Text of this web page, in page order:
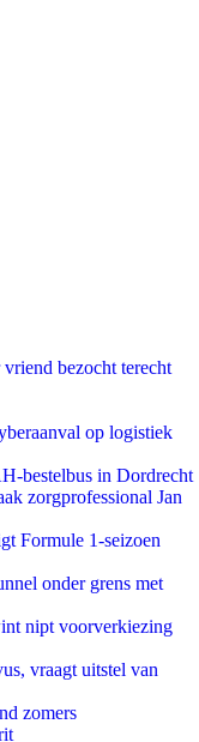
bezocht terecht
op logistiek
bestelbus in Dordrecht
zorgprofessional Jan
Formule 1-seizoen
onder grens met
nipt voorverkiezing
vraagt uitstel van
zomers